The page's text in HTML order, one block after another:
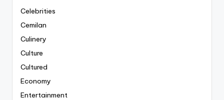
Celebrities
Cemilan
Culinery
Culture
Cultured
Economy
Entertainment